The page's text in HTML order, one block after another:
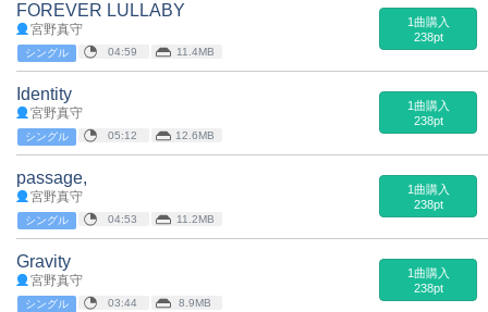
FOREVER LULLABY
宮野真守
シングル 04:59 11.4MB
1曲購入
238pt
Identity
宮野真守
シングル 05:12 12.6MB
1曲購入
238pt
passage,
宮野真守
シングル 04:53 11.2MB
1曲購入
238pt
Gravity
宮野真守
シングル 03:44 8.9MB
1曲購入
238pt